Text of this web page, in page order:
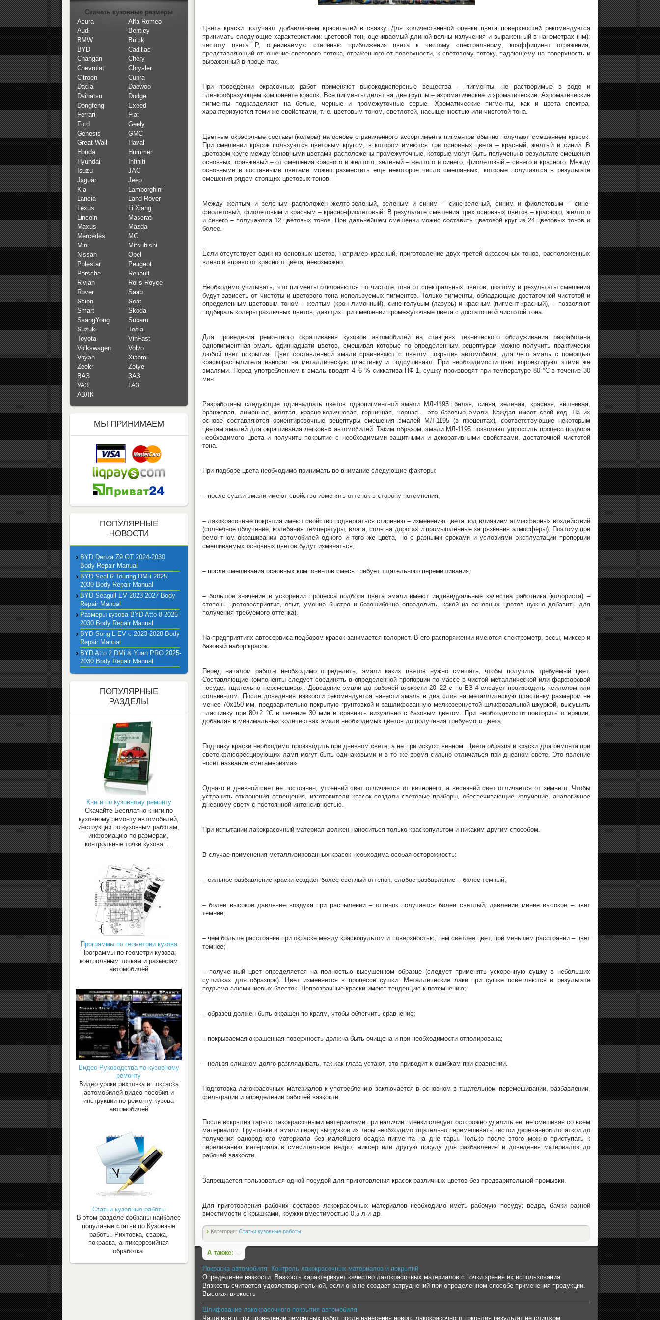
Цвета краски получают добавлением красителей в связку. Для количественной оценки цвета поверхностей рекомендуется
принимать следующие характеристики: цветовой тон, оцениваемый длиной волны излучения и выраженный в нанометрах (нм);
чистоту цвета Р, оцениваемую степенью приближения цвета к чистому спектральному; коэффициент отражения,
представляющий отношение светового потока, отраженного от поверхности, к световому потоку, падающему на поверхность и
выраженный в процентах.
При проведении окрасочных работ применяют высокодисперсные вещества – пигменты, не растворимые в воде и
пленкообразующем компоненте красок. Все пигменты делят на две группы – ахроматические и хроматические. Ахроматические
пигменты подразделяют на белые, черные и промежуточные серые. Хроматические пигменты, как и цвета спектра,
характеризуются теми же свойствами, т. е. цветовым тоном, светлотой, насыщенностью или чистотой тона.
Цветные окрасочные составы (колеры) на основе ограниченного ассортимента пигментов обычно получают смешением красок.
При смешении красок пользуются цветовым кругом, в котором имеются три основных цвета – красный, желтый и синий. В
цветовом круге между основными цветами расположены промежуточные, которые могут быть получены в результате смешения
основных: оранжевый – от смешения красного и желтого, зеленый – желтого и синего, фиолетовый – синего и красного. Между
основными и составными цветами можно разместить еще некоторое число смешанных, которые получаются в результате
смешения рядом стоящих цветовых тонов.
Между желтым и зеленым расположен желто-зеленый, зеленым и синим – сине-зеленый, синим и фиолетовым – сине-
фиолетовый, фиолетовым и красным – красно-фиолетовый. В результате смешения трех основных цветов – красного, желтого
и синего – получаются 12 цветовых тонов. При дальнейшем смешении можно составить цветовой круг из 24 цветовых тонов и
более.
Если отсутствует один из основных цветов, например красный, приготовление двух третей окрасочных тонов, расположенных
влево и вправо от красного цвета, невозможно.
Необходимо учитывать, что пигменты отклоняются по чистоте тона от спектральных цветов, поэтому и результаты смешения
будут зависеть от чистоты и цветового тона используемых пигментов. Только пигменты, обладающие достаточной чистотой и
определенным цветовым тоном – желтым (крон лимонный), сине-голубым (лазурь) и красным (пигмент красный), – позволяют
подбирать колеры различных цветов, дающих при смешении промежуточные цвета с достаточной чистотой тона.
Для проведения ремонтного окрашивания кузовов автомобилей на станциях технического обслуживания разработана
однопигментная эмаль одиннадцати цветов, смешивая которые по определенным рецептурам можно получить практически
любой цвет покрытия. Цвет составленной эмали сравнивают с цветом покрытия автомобиля, для чего эмаль с помощью
краскораспылителя наносят на металлическую пластинку и подсушивают. При необходимости цвет корректируют этими же
эмалями. Перед употреблением в эмаль вводят 4–6 % сиккатива НФ-1, сушку производят при температуре 80 °C в течение 30
мин.
Разработаны следующие одиннадцать цветов однопигментной эмали МЛ-1195: белая, синяя, зеленая, красная, вишневая,
оранжевая, лимонная, желтая, красно-коричневая, горчичная, черная – это базовые эмали. Каждая имеет свой код. На их
основе составляются ориентировочные рецептуры смешения эмалей МЛ-1195 (в процентах), соответствующие некоторым
цветам эмалей для окрашивания легковых автомобилей. Таким образом, эмали МЛ-1195 позволяют упростить процесс подбора
необходимого цвета и получить покрытие с необходимыми защитными и декоративными свойствами, достаточной чистотой
тона.
При подборе цвета необходимо принимать во внимание следующие факторы:
– после сушки эмали имеют свойство изменять оттенок в сторону потемнения;
– лакокрасочные покрытия имеют свойство подвергаться старению – изменению цвета под влиянием атмосферных воздействий
(солнечное облучение, колебания температуры, влага, соль на дорогах и промышленные загрязнения атмосферы). Поэтому при
ремонтном окрашивании автомобилей одного и того же цвета, но с разными сроками и условиями эксплуатации пропорции
смешиваемых основных цветов будут изменяться;
– после смешивания основных компонентов смесь требует тщательного перемешивания;
– большое значение в ускорении процесса подбора цвета эмали имеют индивидуальные качества работника (колориста) –
степень цветовосприятия, опыт, умение быстро и безошибочно определить, какой из основных цветов нужно добавить для
получения требуемого оттенка).
На предприятиях автосервиса подбором красок занимается колорист. В его распоряжении имеются спектрометр, весы, миксер и
базовый набор красок.
Перед началом работы необходимо определить, эмали каких цветов нужно смешать, чтобы получить требуемый цвет.
Составляющие компоненты следует соединять в определенной пропорции по массе в чистой металлической или фарфоровой
посуде, тщательно перемешивая. Доведение эмали до рабочей вязкости 20–22 с по ВЗ-4 следует производить ксилолом или
сольвентом. После доведения вязкости рекомендуется нанести эмаль в два слоя на металлическую пластинку размером не
менее 70х150 мм, предварительно покрытую грунтовкой и зашлифованную мелкозернистой шлифовальной шкуркой, высушить
пластинку при 80±2 °C в течение 30 мин и сравнить визуально с базовым цветом. При необходимости повторить операции,
добавляя в минимальных количествах эмали необходимых цветов до получения требуемого цвета.
Подгонку краски необходимо производить при дневном свете, а не при искусственном. Цвета образца и краски для ремонта при
свете флюоресцирующих ламп могут быть одинаковыми и в то же время сильно отличаться при дневном свете. Это явление
носит название «метамеризма».
Однако и дневной свет не постоянен, утренний свет отличается от вечернего, а весенний свет отличается от зимнего. Чтобы
устранить отклонения освещения, изготовители красок создали световые приборы, обеспечивающие излучение, аналогичное
дневному свету с постоянной интенсивностью.
При испытании лакокрасочный материал должен наноситься только краскопультом и никаким другим способом.
В случае применения металлизированных красок необходима особая осторожность:
– сильное разбавление краски создает более светлый оттенок, слабое разбавление – более темный;
– более высокое давление воздуха при распылении – оттенок получается более светлый, давление менее высокое – цвет
темнее;
– чем больше расстояние при окраске между краскопультом и поверхностью, тем светлее цвет, при меньшем расстоянии – цвет
темнее;
– полученный цвет определяется на полностью высушенном образце (следует применять ускоренную сушку в небольших
сушилках для образцов). Цвет изменяется в процессе сушки. Металлические лаки при сушке осветляются в результате
подъема алюминиевых блесток. Непрозрачные краски имеют тенденцию к потемнению;
– образец должен быть окрашен по краям, чтобы облегчить сравнение;
– покрываемая окрашенная поверхность должна быть очищена и при необходимости отполирована;
– нельзя слишком долго разглядывать, так как глаза устают, это приводит к ошибкам при сравнении.
Подготовка лакокрасочных материалов к употреблению заключается в основном в тщательном перемешивании, разбавлении,
фильтрации и определении рабочей вязкости.
После вскрытия тары с лакокрасочными материалами при наличии пленки следует осторожно удалить ее, не смешивая со всем
материалом. Грунтовки и эмали перед выгрузкой из тары необходимо тщательно перемешивать чистой деревянной лопаткой до
получения однородного материала без малейшего осадка пигмента на дне тары. Только после этого можно приступать к
переливанию материала в смесительное ведро, миксер или другую посуду для разбавления и доведения материалов до
рабочей вязкости.
Запрещается пользоваться одной посудой для приготовления красок различных цветов без предварительной промывки.
Для приготовления рабочих составов лакокрасочных материалов необходимо иметь рабочую посуду: ведра, бачки разной
вместимости с крышками, кружки вместимостью 0,5 л и др.
Категория: Статьи кузовные работы
А также:
Покраска автомобиля: Контроль лакокрасочных материалов и покрытий
Определение вязкости. Вязкость характеризует качество лакокрасочных материалов с точки зрения их использования.
Вязкость считается удовлетворительной, если она не создает затруднений при определенном способе применения продукции.
Высокая вязкость
Шлифование лакокрасочного покрытия автомобиля
Чаще всего при проведении ремонтных работ после нанесения нового лакокрасочного покрытия результат не слишком
Скачать кузовные размеры
Acura
Alfa Romeo
Audi
Bentley
BMW
Buick
BYD
Cadillac
Changan
Chery
Chevrolet
Chrysler
Citroen
Cupra
Dacia
Daewoo
Daihatsu
Dodge
Dongfeng
Exeed
Ferrari
Fiat
Ford
Geely
Genesis
GMC
Great Wall
Haval
Honda
Hummer
Hyundai
Infiniti
Isuzu
JAC
Jaguar
Jeep
Kia
Lamborghini
Lancia
Land Rover
Lexus
Li Xiang
Lincoln
Maserati
Maxus
Mazda
Mercedes
MG
Mini
Mitsubishi
Nissan
Opel
Polestar
Peugeot
Porsche
Renault
Rivian
Rolls Royce
Rover
Saab
Scion
Seat
Smart
Skoda
SsangYong
Subaru
Suzuki
Tesla
Toyota
VinFast
Volkswagen
Volvo
Voyah
Xiaomi
Zeekr
Zotye
ВАЗ
ЗАЗ
УАЗ
ГАЗ
АЗЛК
МЫ ПРИНИМАЕМ
ПОПУЛЯРНЫЕ
НОВОСТИ
BYD Denza Z9 GT 2024-2030
Body Repair Manual
BYD Seal 6 Touring DM-i 2025-
2030 Body Repair Manual
BYD Seagull EV 2023-2027 Body
Repair Manual
Размеры кузова BYD Atto 8 2025-
2030 Body Repair Manual
BYD Song L EV с 2023-2028 Body
Repair Manual
BYD Atto 2 DMi & Yuan PRO 2025-
2030 Body Repair Manual
ПОПУЛЯРНЫЕ
РАЗДЕЛЫ
Книги по кузовному ремонту
Скачайте Бесплатно книги по
кузовному ремонту автомобилей,
инструкции по кузовным работам,
информацию по размерам,
контрольные точки кузова. ...
Программы по геометрии кузова
Программы по геометри кузова,
контрольным точкам и размерам
автомобилей
Видео Руководства по кузовному
ремонту
Видео уроки рихтовка и покраска
автомобилей видео пособия и
инструкции по ремонту кузова
автомобилей
Статьи кузовные работы
В этом разделе собраны наиболее
популяные статьи по Кузовные
работы. Рихтовка, сварка,
покраска, антикоррозийная
обработка.